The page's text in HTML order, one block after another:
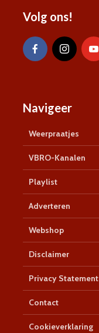
Volg ons!
Navigeer
Weerpraatjes
VBRO-Kanalen
Playlist
Adverteren
Webshop
Disclaimer
Privacy Statement
Contact
Cookieverklaring